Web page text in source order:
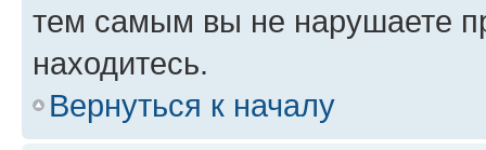
тем самым вы не нарушаете
находитесь.
Вернуться к началу